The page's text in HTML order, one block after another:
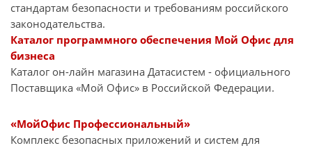
стандартам безопасности и требованиям российского
законодательства.
Каталог программного обеспечения Мой Офис для
бизнеса
Каталог он-лайн магазина Датасиcтем - официального
Поставщика «Мой Офис» в Российской Федерации.
«МойОфис Профессиональный»
Комплекс безопасных приложений и систем для